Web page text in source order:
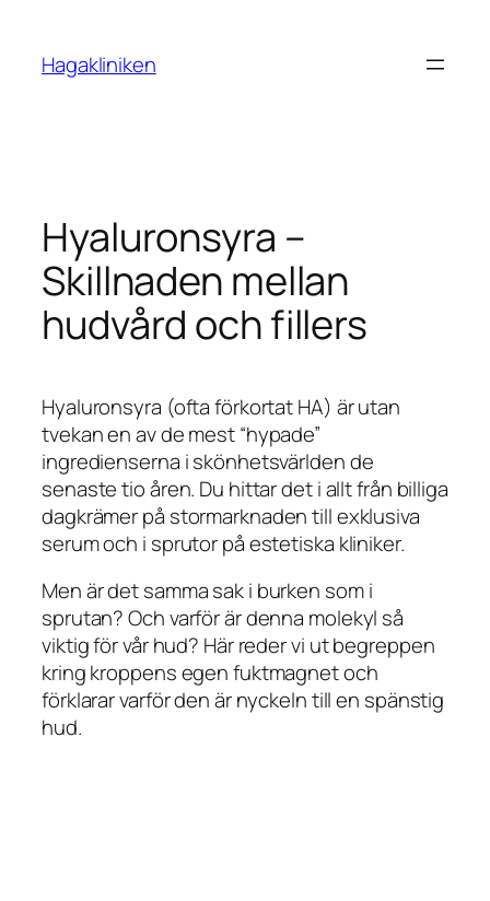
content
Hagakliniken
Hyaluronsyra –
Skillnaden mellan
hudvård och fillers
Hyaluronsyra (ofta förkortat HA) är utan
tvekan en av de mest “hypade”
ingredienserna i skönhetsvärlden de
senaste tio åren. Du hittar det i allt från billiga
dagkrämer på stormarknaden till exklusiva
serum och i sprutor på estetiska kliniker.
Men är det samma sak i burken som i
sprutan? Och varför är denna molekyl så
viktig för vår hud? Här reder vi ut begreppen
kring kroppens egen fuktmagnet och
förklarar varför den är nyckeln till en spänstig
hud.